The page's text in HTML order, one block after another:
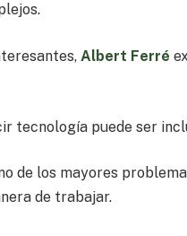
Albert Ferré
tecnología puede ser
de los mayores
de trabajar.